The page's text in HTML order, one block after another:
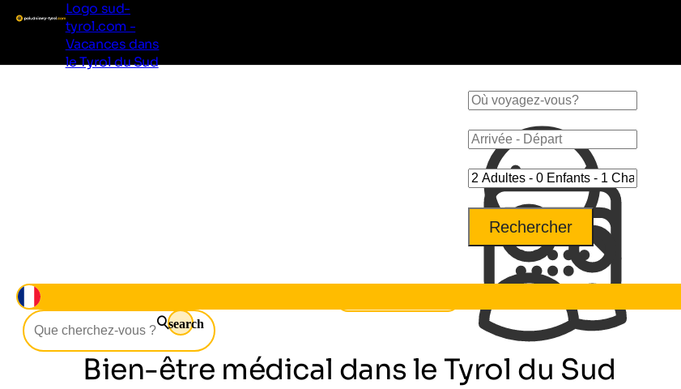
Logo sud-
tyrol.com -
Vacances dans
le Tyrol du Sud
search
Rechercher
Bien-être médical dans le Tyrol du Sud